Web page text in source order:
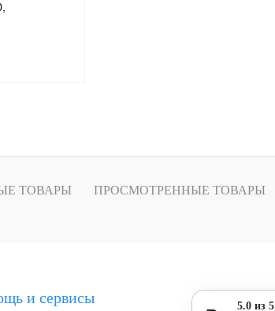
ТОВАРЫ ПРОСМОТРЕННЫЕ ТОВАРЫ
и сервисы 5.0 из 5